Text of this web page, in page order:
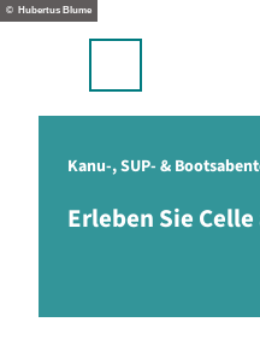
Z© Hubertus Blume
Kanu-, SUP- &
Erleben Sie